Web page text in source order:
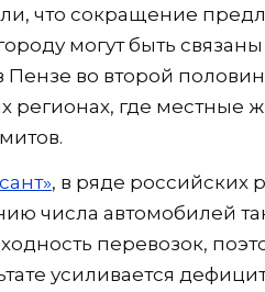
что сокращение
могут быть
Пензе во второй
регионах, где местные
, в ряде российских
числа автомобилей
перевозок,
усиливается